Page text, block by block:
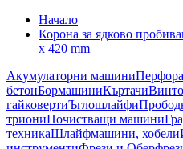
Начало
Корона за ядково
x 420 mm
Акумулаторни машини
бетонБормашиниКъртачи
гайковертиЪглошлайфи
триониПочистващи машини
техникаШлайфмашини, хобели